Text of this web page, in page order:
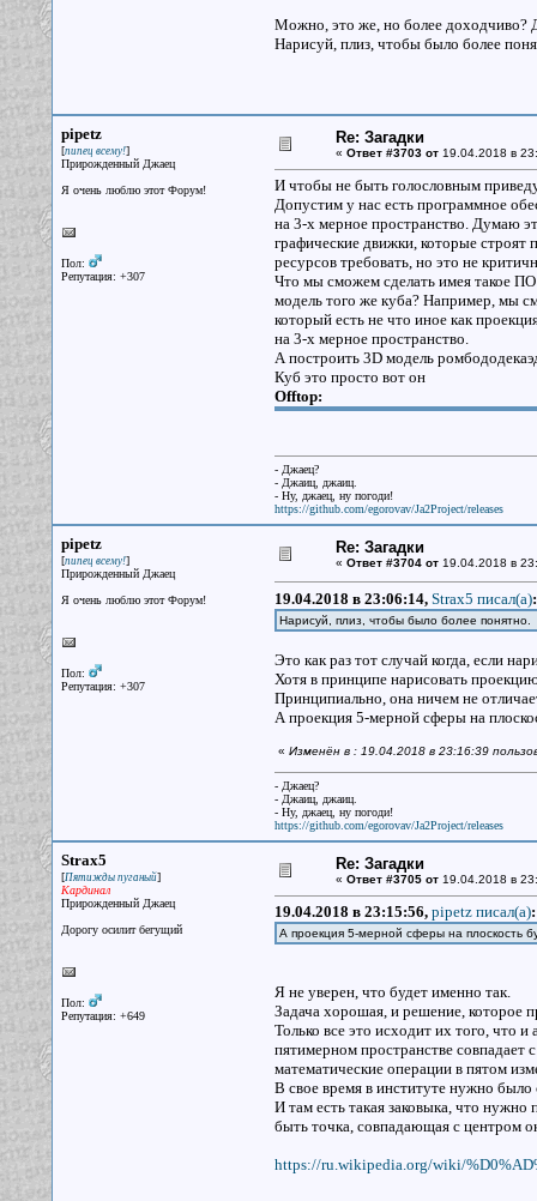
Можно, это же, но более доходчиво?
Нарисуй, плиз, чтобы было более
pipetz
[пипец всему!]
Прирожденный Джаец
Я очень люблю этот Форум!
Пол:
Репутация: +307
Re: Загадки
« Ответ #3703 от19.04.2018 в
И чтобы не быть голословным
Допустим у нас есть программное
на 3-х мерное пространство. Думаю
графические движки, которые
ресурсов требовать, но это не
Что мы сможем сделать имея такое
модель того же куба? Например, мы
который есть не что иное как
на 3-х мерное пространство.
А построить 3D модель
Куб это просто вот он
Offtop:
- Джаец?
- Джаиц, джаиц.
- Ну, джаец, ну погоди!
https://github.com/egorovav/Ja2Project/releases
pipetz
[пипец всему!]
Прирожденный Джаец
Я очень люблю этот Форум!
Пол:
Репутация: +307
Re: Загадки
« Ответ #3704 от19.04.2018 в
19.04.2018 в 23:06:14, Strax5 писал(a):
Нарисуй, плиз, чтобы было более понятно.
Это как раз тот случай когда, если
Хотя в принципе нарисовать
Принципиально, она ничем не
А проекция 5-мерной сферы на
« Изменён в : 19.04.2018 в 23:16:39
- Джаец?
- Джаиц, джаиц.
- Ну, джаец, ну погоди!
https://github.com/egorovav/Ja2Project/releases
Strax5
[Пятижды пуганый]
Кардинал
Прирожденный Джаец
Дорогу осилит бегущий
Пол:
Репутация: +649
Re: Загадки
« Ответ #3705 от19.04.2018 в
19.04.2018 в 23:15:56, pipetz писал(a):
А проекция 5-мерной сферы на плоскость
Я не уверен, что будет именно так.
Задача хорошая, и решение, которое
Только все это исходит их того, что
пятимерном пространстве
математические операции в пятом
В свое время в институте нужно было
И там есть такая заковыка, что
быть точка, совпадающая с центром
https://ru.wikipedia.org/wiki/